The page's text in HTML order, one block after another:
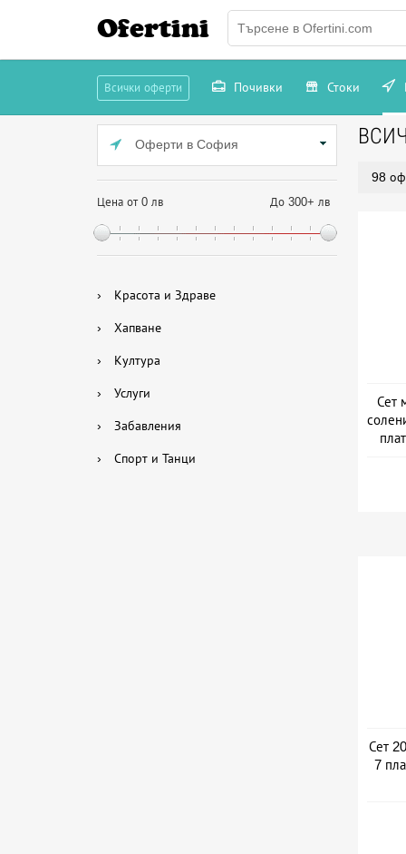
Ofertini
Всички оферти Почивки Стоки
Оферти в София
Цена от 0 лв До 300+ лв
› Красота и Здраве
› Хапване
› Култура
› Услуги
› Забавления
› Спорт и Танци
98
Сет
Сет
7